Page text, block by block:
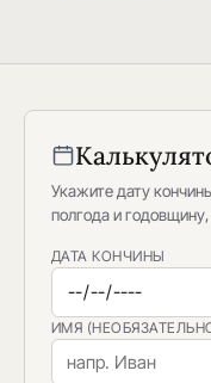
Укажите дату
полгода и
ДАТА КОНЧИНЫ
ИМЯ